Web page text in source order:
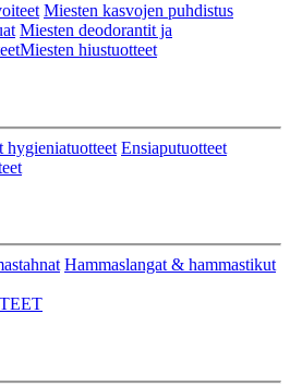
Miesten kasvojen puhdistus
Miesten deodorantit ja
Miesten hiustuotteet
hygieniatuotteet Ensiaputuotteet
Hammaslangat & hammastikut